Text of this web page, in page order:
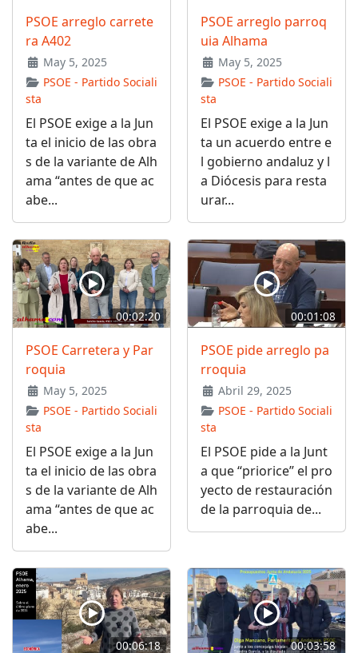
PSOE arreglo carrete
ra A402
May 5, 2025
PSOE - Partido Sociali
sta
El PSOE exige a la Jun
ta el inicio de las obra
s de la variante de Alh
ama “antes de que ac
abe...
PSOE arreglo parroq
uia Alhama
May 5, 2025
PSOE - Partido Sociali
sta
El PSOE exige a la Jun
ta un acuerdo entre e
l gobierno andaluz y l
a Diócesis para resta
urar...
00:02:20
PSOE Carretera y Par
roquia
May 5, 2025
PSOE - Partido Sociali
sta
El PSOE exige a la Jun
ta el inicio de las obra
s de la variante de Alh
ama “antes de que ac
abe...
00:01:08
PSOE pide arreglo pa
rroquia
Abril 29, 2025
PSOE - Partido Sociali
sta
El PSOE pide a la Junt
a que “priorice” el pro
yecto de restauración
de la parroquia de...
00:06:18 00:03:58